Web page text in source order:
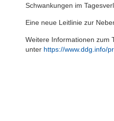
Schwankungen im
Eine neue Leitlinie zur
Weitere Informationen zum
unter https://www.ddg.info/